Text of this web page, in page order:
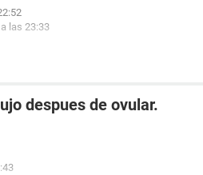
las 23:33
despues de ovular.